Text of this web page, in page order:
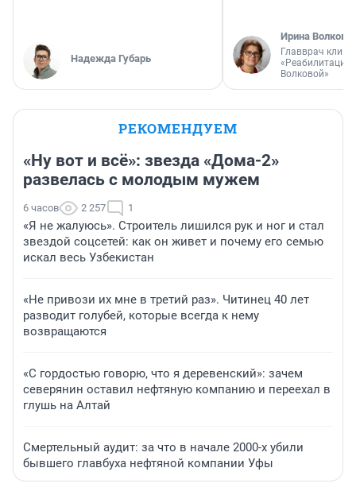
Надежда Губарь
Ирина Волкова
Главврач
«Реабилитация
Волковой»
РЕКОМЕНДУЕМ
«Ну вот и всё»: звезда «Дома-2»
развелась с молодым мужем
6 часов 2 257 1
«Я не жалуюсь». Строитель лишился рук и ног и стал
звездой соцсетей: как он живет и почему его семью
искал весь Узбекистан
«Не привози их мне в третий раз». Читинец 40 лет
разводит голубей, которые всегда к нему
возвращаются
«С гордостью говорю, что я деревенский»: зачем
северянин оставил нефтяную компанию и переехал в
глушь на Алтай
Смертельный аудит: за что в начале 2000-х убили
бывшего главбуха нефтяной компании Уфы